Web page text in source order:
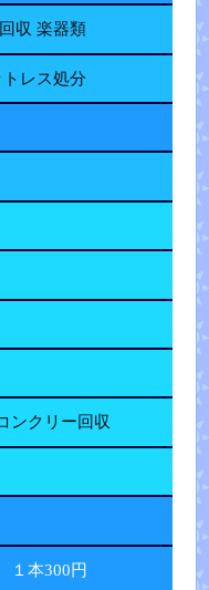
収 楽器類
レス処分
ンクリー回収
１本300円